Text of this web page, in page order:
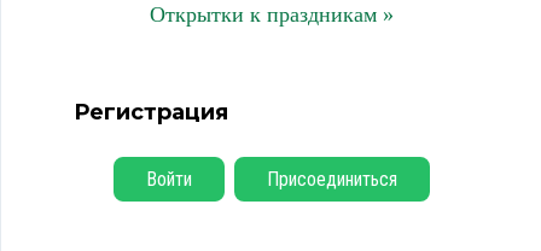
Открытки к праздникам »
Регистрация
Войти Присоединиться